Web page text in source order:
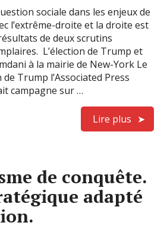
sociale dans les enjeux de
l’extrême-droite et la droite est
de deux scrutins
L’élection de Trump et
à la mairie de New-York Le
Trump l’Associated Press
campagne sur …
Lire plus
de conquête.
adapté